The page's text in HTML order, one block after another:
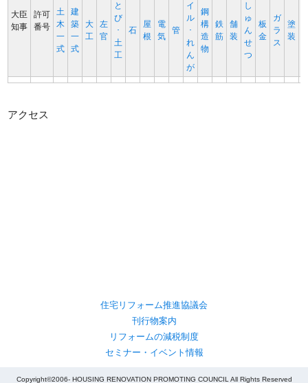
大臣
知事
許可
番号
土
木
一
式
建
築
一
式
大
工
左
官
と
び
･
土
工
石
屋
根
電
気
管
イ
ル
･
れ
ん
が
鋼
構
造
物
鉄
筋
舗
装
し
ゅ
ん
せ
つ
板
金
ガ
ラ
ス
塗
装
アクセス
住宅リフォーム推進協議会
刊行物案内
リフォームの減税制度
セミナー・イベント情報
Copyright©2006- HOUSING RENOVATION PROMOTING COUNCIL All Rights Reserved